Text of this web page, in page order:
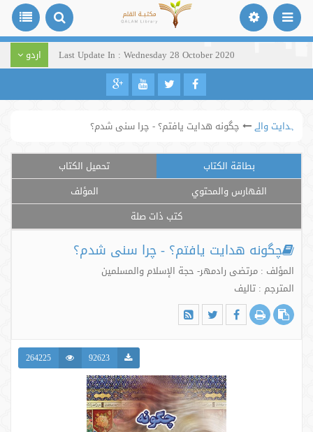
Last Update In : Wednesday 28 October 2020 اردو
ہدایت والے چگونه هدایت یافتم؟ - چرا سنی شدم؟
بطاقة الكتاب
تحميل الكتاب
الفهارس والمحتوي
المؤلف
كتب ذات صلة
چگونه هدایت یافتم؟ - چرا سنی شدم؟
المؤلف : مرتضی رادمهر- حجة الإسلام والمسلمین
المترجم : تالیف
92623
264225